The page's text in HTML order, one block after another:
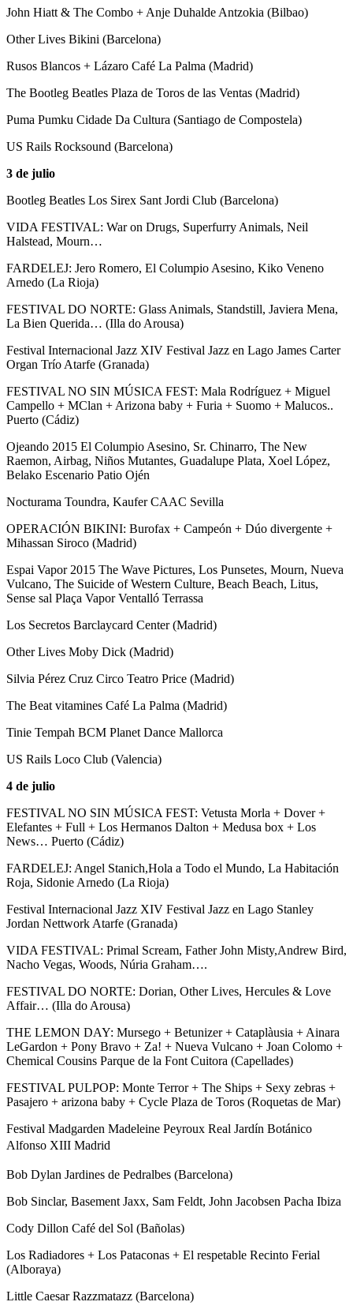
John Hiatt & The Combo + Anje Duhalde Antzokia (Bilbao)
Other Lives Bikini (Barcelona)
Rusos Blancos + Lázaro Café La Palma (Madrid)
The Bootleg Beatles Plaza de Toros de las Ventas (Madrid)
Puma Pumku Cidade Da Cultura (Santiago de Compostela)
US Rails Rocksound (Barcelona)
3 de julio
Bootleg Beatles Los Sirex Sant Jordi Club (Barcelona)
VIDA FESTIVAL: War on Drugs, Superfurry Animals, Neil
Halstead, Mourn…
FARDELEJ: Jero Romero, El Columpio Asesino, Kiko Veneno
Arnedo (La Rioja)
FESTIVAL DO NORTE: Glass Animals, Standstill, Javiera Mena,
La Bien Querida… (Illa do Arousa)
Festival Internacional Jazz XIV Festival Jazz en Lago James Carter
Organ Trío Atarfe (Granada)
FESTIVAL NO SIN MÚSICA FEST: Mala Rodríguez + Miguel
Campello + MClan + Arizona baby + Furia + Suomo + Malucos..
Puerto (Cádiz)
Ojeando 2015 El Columpio Asesino, Sr. Chinarro, The New
Raemon, Airbag, Niños Mutantes, Guadalupe Plata, Xoel López,
Belako Escenario Patio Ojén
Nocturama Toundra, Kaufer CAAC Sevilla
OPERACIÓN BIKINI: Burofax + Campeón + Dúo divergente +
Mihassan Siroco (Madrid)
Espai Vapor 2015 The Wave Pictures, Los Punsetes, Mourn, Nueva
Vulcano, The Suicide of Western Culture, Beach Beach, Litus,
Sense sal Plaça Vapor Ventalló Terrassa
Los Secretos Barclaycard Center (Madrid)
Other Lives Moby Dick (Madrid)
Silvia Pérez Cruz Circo Teatro Price (Madrid)
The Beat vitamines Café La Palma (Madrid)
Tinie Tempah BCM Planet Dance Mallorca
US Rails Loco Club (Valencia)
4 de julio
FESTIVAL NO SIN MÚSICA FEST: Vetusta Morla + Dover +
Elefantes + Full + Los Hermanos Dalton + Medusa box + Los
News… Puerto (Cádiz)
FARDELEJ: Angel Stanich,Hola a Todo el Mundo, La Habitación
Roja, Sidonie Arnedo (La Rioja)
Festival Internacional Jazz XIV Festival Jazz en Lago Stanley
Jordan Nettwork Atarfe (Granada)
VIDA FESTIVAL: Primal Scream, Father John Misty,Andrew Bird,
Nacho Vegas, Woods, Núria Graham….
FESTIVAL DO NORTE: Dorian, Other Lives, Hercules & Love
Affair… (Illa do Arousa)
THE LEMON DAY: Mursego + Betunizer + Cataplàusia + Ainara
LeGardon + Pony Bravo + Za! + Nueva Vulcano + Joan Colomo +
Chemical Cousins Parque de la Font Cuitora (Capellades)
FESTIVAL PULPOP: Monte Terror + The Ships + Sexy zebras +
Pasajero + arizona baby + Cycle Plaza de Toros (Roquetas de Mar)
Festival Madgarden Madeleine Peyroux Real Jardín Botánico
Alfonso XIII Madrid
Bob Dylan Jardines de Pedralbes (Barcelona)
Bob Sinclar, Basement Jaxx, Sam Feldt, John Jacobsen Pacha Ibiza
Cody Dillon Café del Sol (Bañolas)
Los Radiadores + Los Pataconas + El respetable Recinto Ferial
(Alboraya)
Little Caesar Razzmatazz (Barcelona)